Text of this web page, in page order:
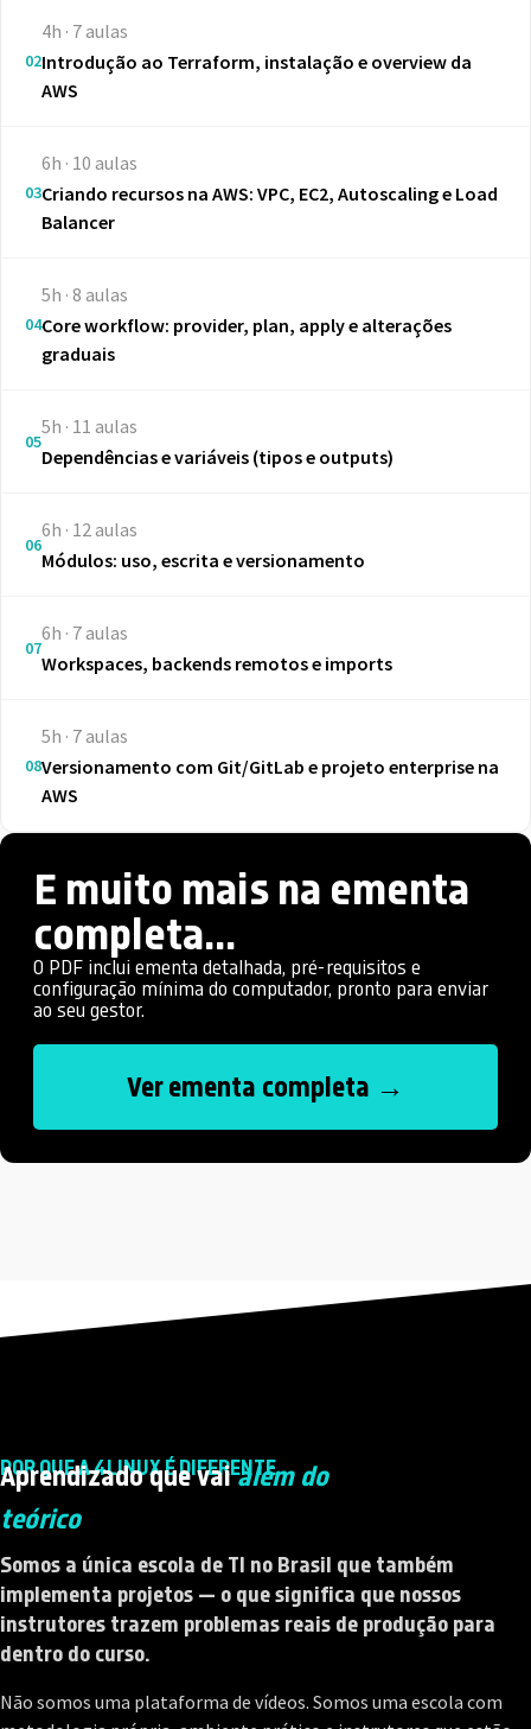
02
4h · 7 aulas
Introdução ao Terraform, instalação e overview da
AWS
03
6h · 10 aulas
Criando recursos na AWS: VPC, EC2, Autoscaling e Load
Balancer
04
5h · 8 aulas
Core workflow: provider, plan, apply e alterações
graduais
05
5h · 11 aulas
Dependências e variáveis (tipos e outputs)
06
6h · 12 aulas
Módulos: uso, escrita e versionamento
07
6h · 7 aulas
Workspaces, backends remotos e imports
08
5h · 7 aulas
Versionamento com Git/GitLab e projeto enterprise na
AWS
E muito mais na ementa
completa...
O PDF inclui ementa detalhada, pré-requisitos e
configuração mínima do computador, pronto para enviar
ao seu gestor.
Ver ementa completa →
POR QUE A 4LINUX É DIFERENTE
Aprendizado que vaialém do
teórico
Somos a única escola de TI no Brasil que também
implementa projetos — o que significa que nossos
instrutores trazem problemas reais de produção para
dentro do curso.
Não somos uma plataforma de vídeos. Somos uma escola com